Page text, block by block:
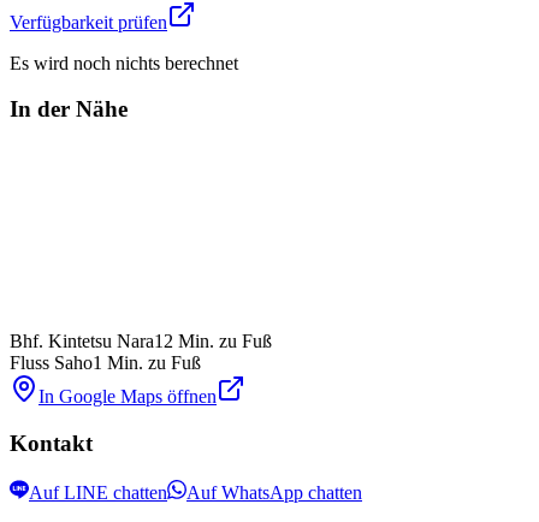
Verfügbarkeit prüfen
Es wird noch nichts berechnet
In der Nähe
Bhf. Kintetsu Nara12 Min. zu Fuß
Fluss Saho1 Min. zu Fuß
In Google Maps öffnen
Kontakt
Auf LINE chatten Auf WhatsApp chatten